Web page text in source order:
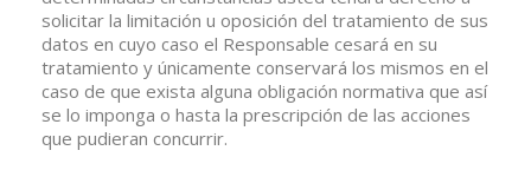
solicitar la limitación u oposición del tratamiento de sus
datos en cuyo caso el Responsable cesará en su
tratamiento y únicamente conservará los mismos en el
caso de que exista alguna obligación normativa que así
se lo imponga o hasta la prescripción de las acciones
que pudieran concurrir.